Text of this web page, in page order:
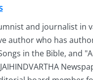
and journalist in
author who has
in the Bible, and